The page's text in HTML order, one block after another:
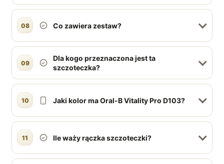
08 Co zawiera zestaw?
09
Dla kogo przeznaczona jest ta
szczoteczka?
10 Jaki kolor ma Oral-B Vitality Pro D103?
11 Ile waży rączka szczoteczki?